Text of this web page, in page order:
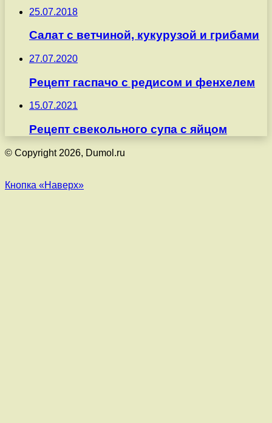
25.07.2018
Салат с ветчиной, кукурузой и грибами
27.07.2020
Рецепт гаспачо с редисом и фенхелем
15.07.2021
Рецепт свекольного супа с яйцом
© Copyright 2026, Dumol.ru
Кнопка «Наверх»